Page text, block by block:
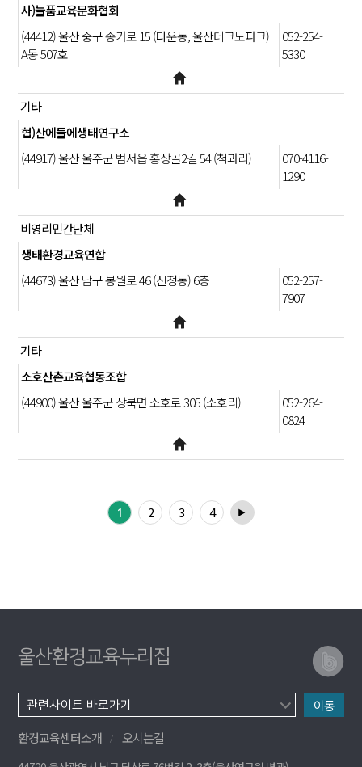
사)늘품교육문화협회
(44412) 울산 중구 종가로 15 (다운동, 울산테크노파크)
A동 507호
052-254-
5330
기타
협)산에들에생태연구소
(44917) 울산 울주군 범서읍 홍상골2길 54 (척과리)
070-4116-
1290
비영리민간단체
생태환경교육연합
(44673) 울산 남구 봉월로 46 (신정동) 6층
052-257-
7907
기타
소호산촌교육협동조합
(44900) 울산 울주군 상북면 소호로 305 (소호리)
052-264-
0824
1 2 3 4 ▶
울산환경교육누리집
이동
환경교육센터소개
오시는길